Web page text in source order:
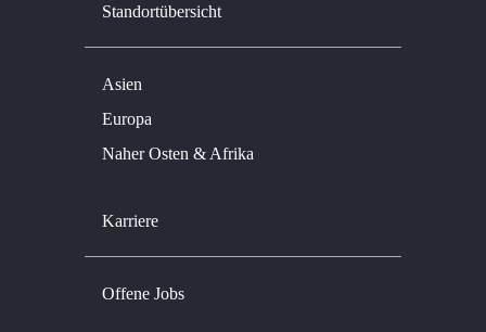
Standortübersicht
Asien
Europa
Naher Osten & Afrika
Karriere
Offene Jobs